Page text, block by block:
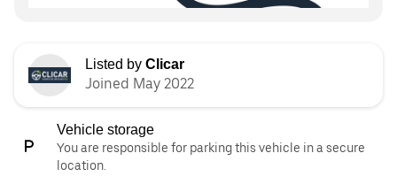
Listed by Clicar
Joined May 2022
Vehicle storage
You are responsible for parking this vehicle in a secure
location.